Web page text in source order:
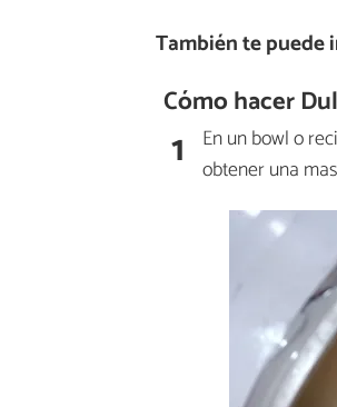
También te puede
Cómo hacer
1 En un bowl o
obtener una